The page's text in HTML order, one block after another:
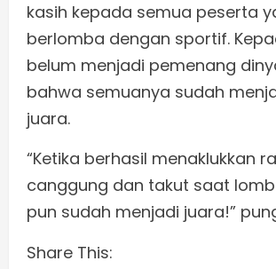
kasih kepada semua peserta
berlomba dengan sportif.
belum menjadi pemenang
bahwa semuanya sudah
juara.
“Ketika berhasil menaklukkan
canggung dan takut saat
pun sudah menjadi juara!”
Share This: